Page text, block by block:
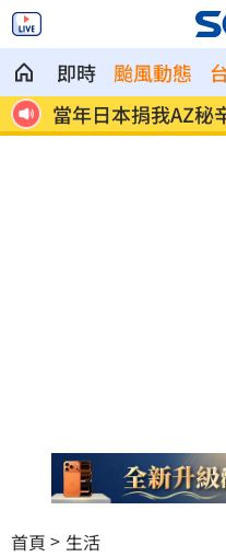
即時 颱風動態
我AZ秘辛！他牽線揭
首頁 生活